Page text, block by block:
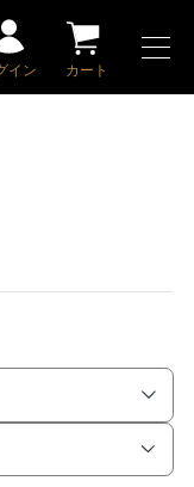
イン カート